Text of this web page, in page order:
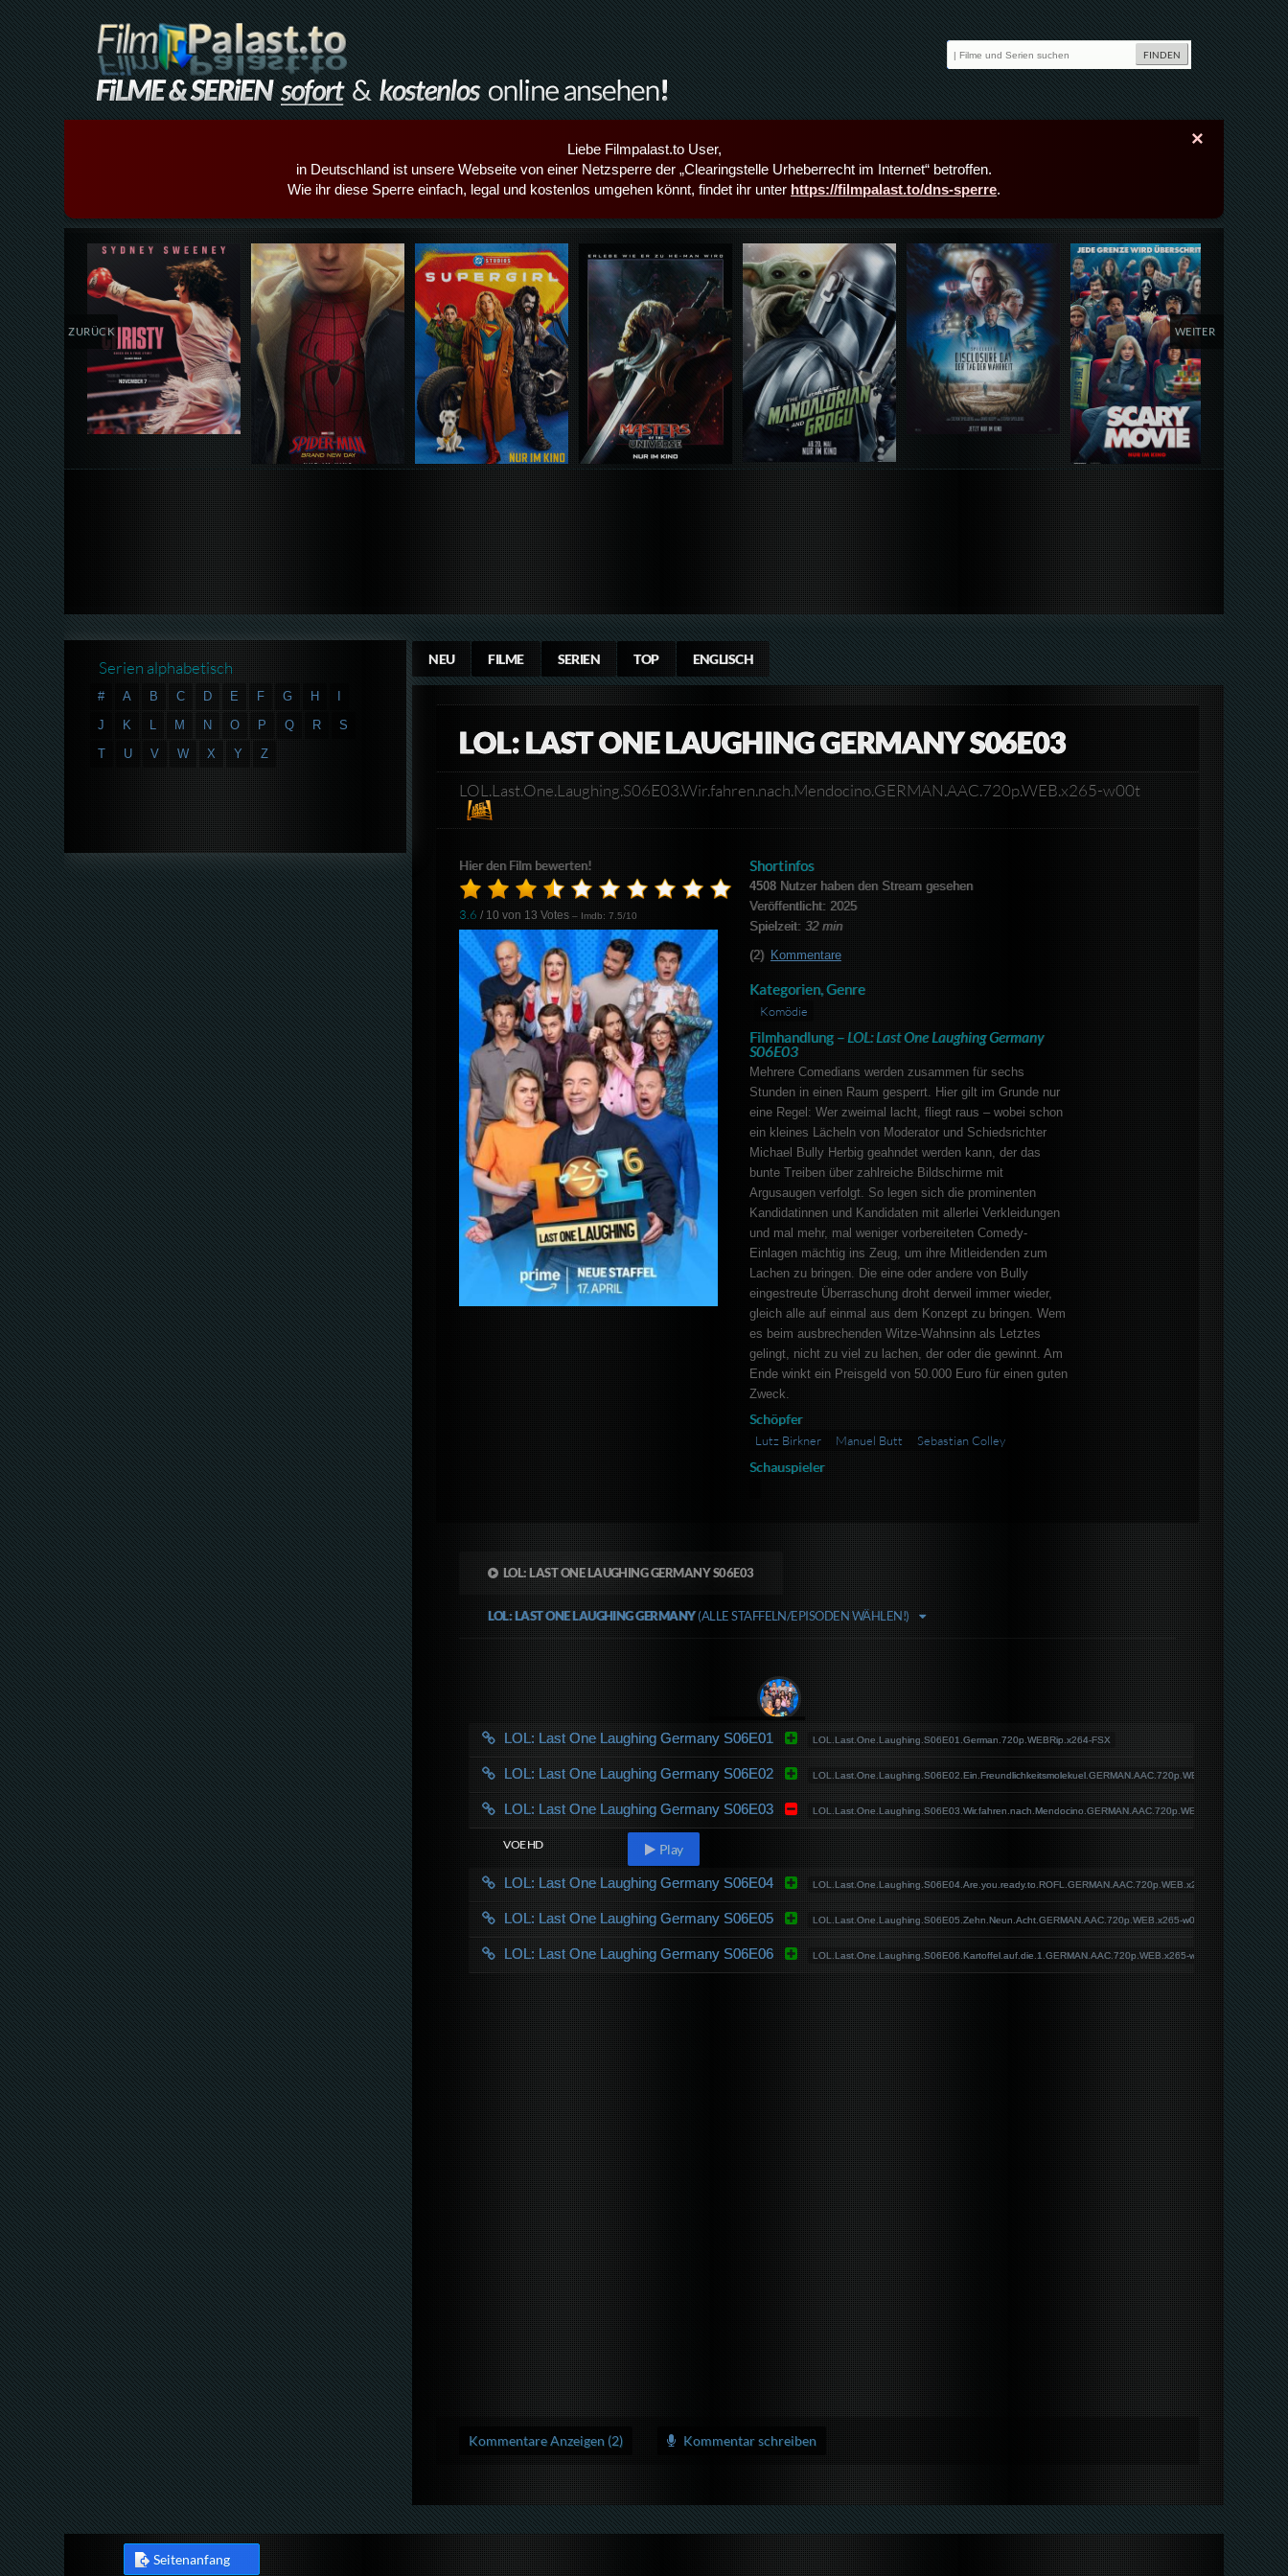
×
Liebe Filmpalast.to User,
in Deutschland ist unsere Webseite von einer Netzsperre der „Clearingstelle Urheberrecht im Internet“ betroffen.
Wie ihr diese Sperre einfach, legal und kostenlos umgehen könnt, findet ihr unter https://filmpalast.to/dns-sperre.
Details,Play Details,Play Details,Play Details,Play Details,Play Details,Play Details,Play
ZURÜCK WEITER
NEU FILME SERIEN TOP ENGLISCH
LOL: LAST ONE LAUGHING GERMANY S06E03
LOL.Last.One.Laughing.S06E03.Wir.fahren.nach.Mendocino.GERMAN.AAC.720p.WEB.x265-w00t
Hier den Film bewerten!
3.6 / 10 von 13 Votes – Imdb: 7.5/10
Shortinfos
4508Nutzer haben den Stream gesehen
Veröffentlicht: 2025
Spielzeit: 32 min
(2) Kommentare
Kategorien, Genre
Komödie
Filmhandlung –LOL: Last One Laughing Germany
S06E03
Mehrere Comedians werden zusammen für sechs
Stunden in einen Raum gesperrt. Hier gilt im Grunde nur
eine Regel: Wer zweimal lacht, fliegt raus – wobei schon
ein kleines Lächeln von Moderator und Schiedsrichter
Michael Bully Herbig geahndet werden kann, der das
bunte Treiben über zahlreiche Bildschirme mit
Argusaugen verfolgt. So legen sich die prominenten
Kandidatinnen und Kandidaten mit allerlei Verkleidungen
und mal mehr, mal weniger vorbereiteten Comedy-
Einlagen mächtig ins Zeug, um ihre Mitleidenden zum
Lachen zu bringen. Die eine oder andere von Bully
eingestreute Überraschung droht derweil immer wieder,
gleich alle auf einmal aus dem Konzept zu bringen. Wem
es beim ausbrechenden Witze-Wahnsinn als Letztes
gelingt, nicht zu viel zu lachen, der oder die gewinnt. Am
Ende winkt ein Preisgeld von 50.000 Euro für einen guten
Zweck.
Schöpfer
Lutz Birkner Manuel Butt Sebastian Colley
Schauspieler
LOL: LAST ONE LAUGHING GERMANY S06E03
LOL: LAST ONE LAUGHING GERMANY(ALLE STAFFELN/EPISODEN WÄHLEN!)
LOL: Last One Laughing Germany S06E01 LOL.Last.One.Laughing.S06E01.German.720p.WEBRip.x264-FSX
LOL: Last One Laughing Germany S06E02 LOL.Last.One.Laughing.S06E02.Ein.Freundlichkeitsmolekuel.GERMAN.AAC.720p.WEB.x265-w00t
LOL: Last One Laughing Germany S06E03 LOL.Last.One.Laughing.S06E03.Wir.fahren.nach.Mendocino.GERMAN.AAC.720p.WEB.x265-w00t
VOE HD Play
LOL: Last One Laughing Germany S06E04 LOL.Last.One.Laughing.S06E04.Are.you.ready.to.ROFL.GERMAN.AAC.720p.WEB.x265-w00t
LOL: Last One Laughing Germany S06E05 LOL.Last.One.Laughing.S06E05.Zehn.Neun.Acht.GERMAN.AAC.720p.WEB.x265-w00t
LOL: Last One Laughing Germany S06E06 LOL.Last.One.Laughing.S06E06.Kartoffel.auf.die.1.GERMAN.AAC.720p.WEB.x265-w00t
Kommentare Anzeigen (2) Kommentar schreiben
Serien alphabetisch
# A B C D E F G H
J
K L M N O P Q R
S
T
U V W X Y Z
Seitenanfang